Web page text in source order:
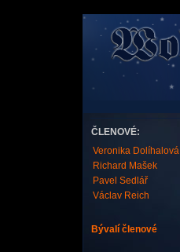
ČLENOVÉ:
Veronika Dolíhalová
Richard Mašek
Pavel Sedlář
Václav Reich
Bývalí členové